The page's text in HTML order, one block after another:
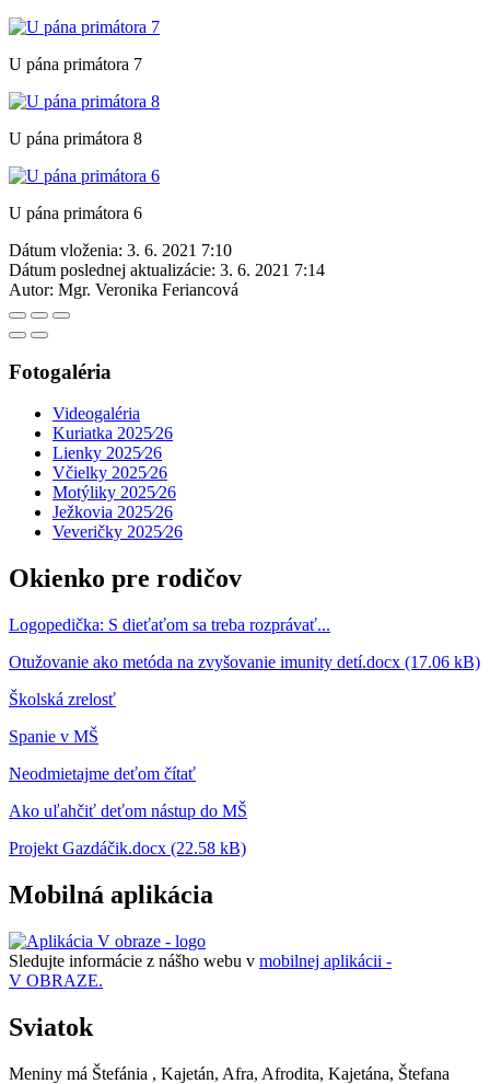
U pána primátora 7
U pána primátora 8
U pána primátora 6
Dátum vloženia: 3. 6. 2021 7:10
Dátum poslednej aktualizácie: 3. 6. 2021 7:14
Autor: Mgr. Veronika Feriancová
Fotogaléria
Videogaléria
Kuriatka 2025⁄26
Lienky 2025⁄26
Včielky 2025⁄26
Motýliky 2025⁄26
Ježkovia 2025⁄26
Veveričky 2025⁄26
Okienko pre rodičov
Logopedička: S dieťaťom sa treba rozprávať...
Otužovanie ako metóda na zvyšovanie imunity detí.docx (17.06 kB)
Školská zrelosť
Spanie v MŠ
Neodmietajme deťom čítať
Ako uľahčiť deťom nástup do MŠ
Projekt Gazdáčik.docx (22.58 kB)
Mobilná aplikácia
Sledujte informácie z nášho webu v mobilnej aplikácii -
V OBRAZE.
Sviatok
Meniny má Štefánia , Kajetán, Afra, Afrodita, Kajetána, Štefana